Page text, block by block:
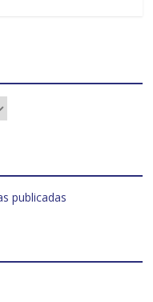
publicadas